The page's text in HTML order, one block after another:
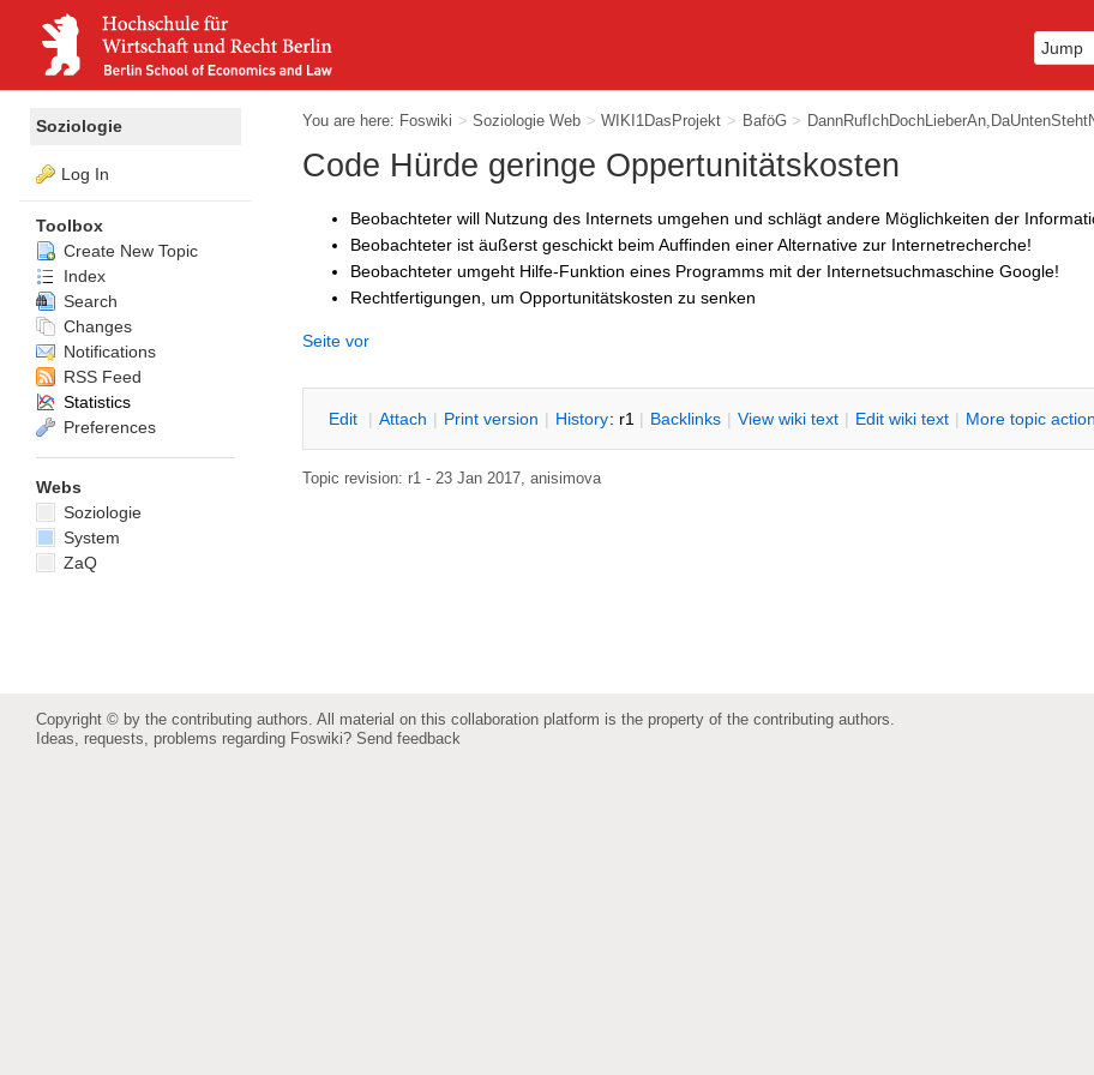
You are here: Foswiki > Soziologie Web > WIKI1DasProjekt > BaföG >
Code Hürde geringe Oppertunitätskosten
Beobachteter will Nutzung des Internets umgehen und schlägt andere Möglichkeiten der
Beobachteter ist äußerst geschickt beim Auffinden einer Alternative zur Internetrecherche!
Beobachteter umgeht Hilfe-Funktion eines Programms mit der Internetsuchmaschine Google!
Rechtfertigungen, um Opportunitätskosten zu senken
Seite vor
Edit | Attach | Print version | History: r1 | Backlinks | View wiki text | Edit wiki text | More topic
Topic revision: r1 - 23 Jan 2017, anisimova
Soziologie
Log In
Toolbox
Create New Topic
Index
Search
Changes
Notifications
RSS Feed
Statistics
Preferences
Webs
Soziologie
System
ZaQ
Copyright © by the contributing authors. All material on this collaboration platform is the property of the contributing authors.
Ideas, requests, problems regarding Foswiki? Send feedback